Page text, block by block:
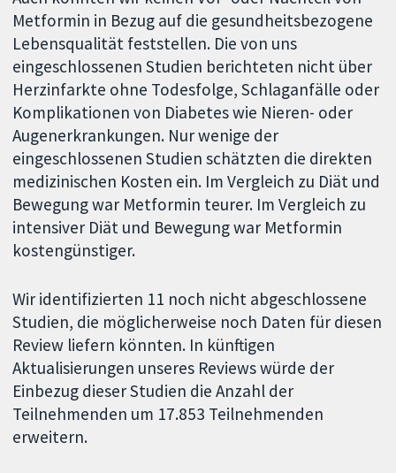
Metformin in Bezug auf die gesundheitsbezogene
Lebensqualität feststellen. Die von uns
eingeschlossenen Studien berichteten nicht über
Herzinfarkte ohne Todesfolge, Schlaganfälle oder
Komplikationen von Diabetes wie Nieren- oder
Augenerkrankungen. Nur wenige der
eingeschlossenen Studien schätzten die direkten
medizinischen Kosten ein. Im Vergleich zu Diät und
Bewegung war Metformin teurer. Im Vergleich zu
intensiver Diät und Bewegung war Metformin
kostengünstiger.
Wir identifizierten 11 noch nicht abgeschlossene
Studien, die möglicherweise noch Daten für diesen
Review liefern könnten. In künftigen
Aktualisierungen unseres Reviews würde der
Einbezug dieser Studien die Anzahl der
Teilnehmenden um 17.853 Teilnehmenden
erweitern.